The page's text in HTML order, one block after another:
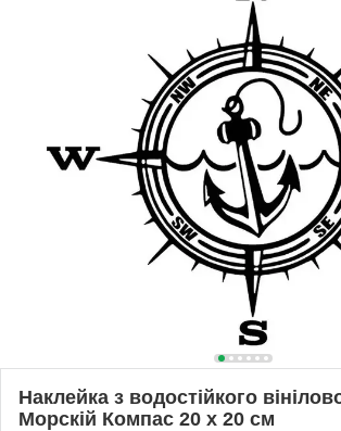
Наклейка з водостійкого
Морскій Компас 20 х 20 см